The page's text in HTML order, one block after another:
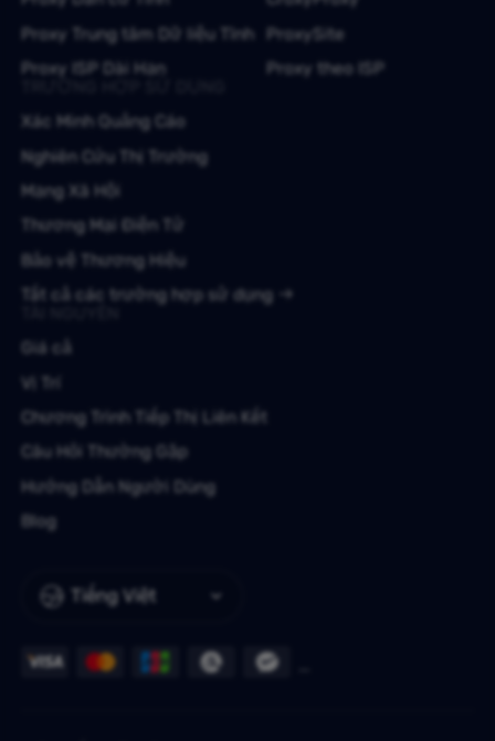
Tiếng Việt
Proxy Trung tâm Dữ liệu Tĩnh
Proxy ISP Dài Hạn
ProxySite
Proxy theo ISP
Xác Minh Quảng Cáo
Nghiên Cứu Thị Trường
Mạng Xã Hội
Thương Mại Điện Tử
Bảo vệ Thương Hiệu
Tất cả các trường hợp sử dụng
Giá cả
Vị Trí
Chương Trình Tiếp Thị Liên Kết
Câu Hỏi Thường Gặp
Hướng Dẫn Người Dùng
Blog